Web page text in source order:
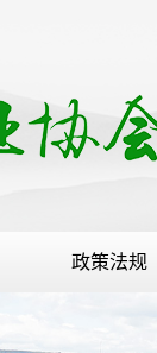
政策法规